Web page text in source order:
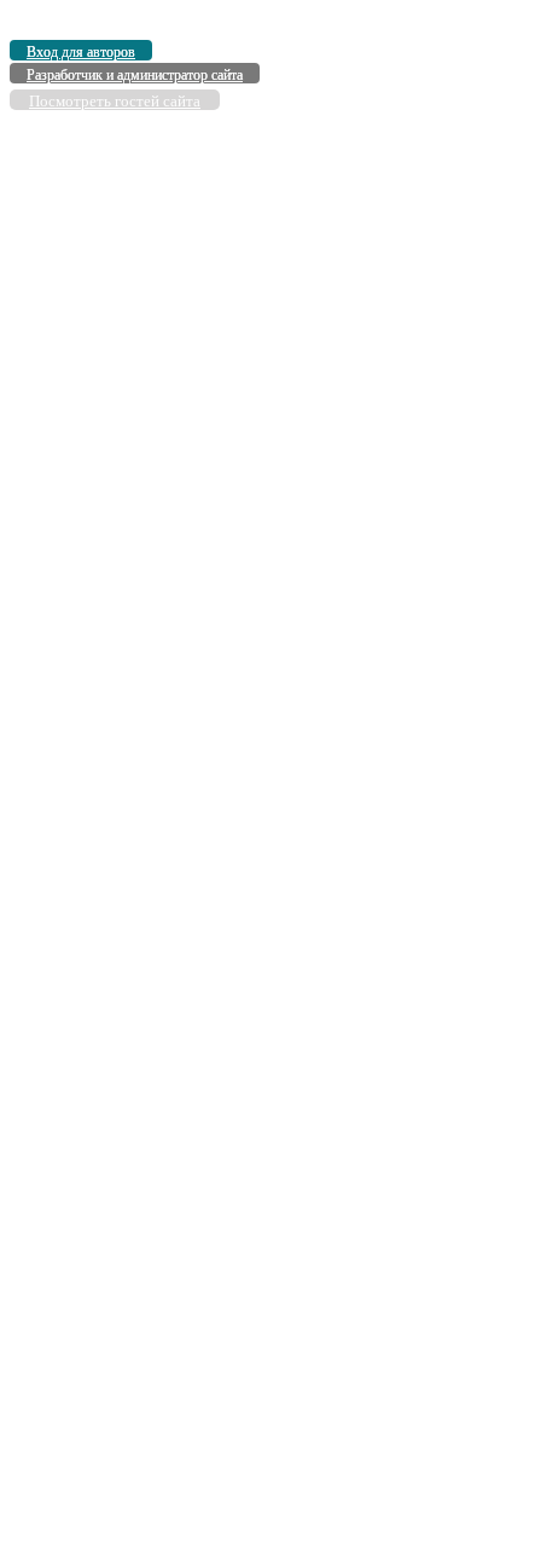
Вход для авторов
Разработчик и администратор сайта
Посмотреть гостей сайта